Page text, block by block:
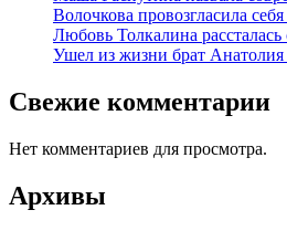
Волочкова провозгласила
Любовь Толкалина
Ушел из жизни брат
Свежие комментарии
Нет комментариев для просмотра.
Архивы